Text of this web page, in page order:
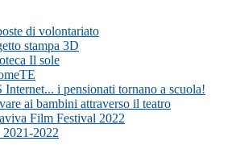
di volontariato
stampa 3D
Il sole
Internet... i pensionati tornano a scuola!
ai bambini attraverso il teatro
Film Festival 2022
2022